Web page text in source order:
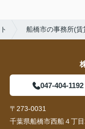
船橋市の事務所(賃
047-404-1192
〒273-0031
千葉県船橋市西船４丁